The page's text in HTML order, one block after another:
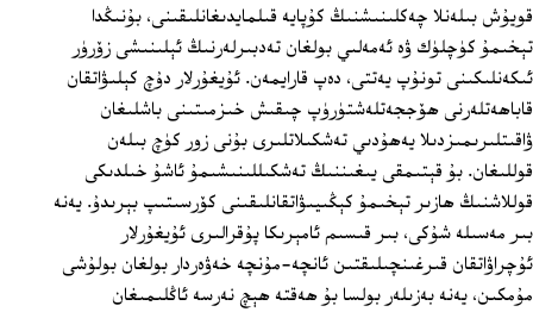
قويۇش بىلەنلا چەكلىنىشنىڭ كۇپايە قىلمايدىغانلىقىنى، بۇنىڭدا
تېخىمۇ كۈچلۈك ۋە ئەمەلىي بولغان تەدبىرلەرنىڭ ئېلىنىشى زۆرۈر
ئىكەنلىكىنى تونۇپ يەتتى، دەپ قارايمەن. ئۇيغۇرلار دۇچ كېلىۋاتقان
قاباھەتلەرنى ھۆججەتلەشتۈرۈپ چىقىش خىزمىتىنى باشلىغان
ۋاقىتلىرىمىزدىلا يەھۇدىي تەشكىلاتلىرى بۇنى زور كۈچ بىلەن
قوللىغان. بۇ قېتىمقى يىغىننىڭ تەشكىللىنىشىمۇ ئاشۇ خىلدىكى
قوللاشنىڭ ھازىر تېخىمۇ كېڭىيىۋاتقانلىقىنى كۆرسىتىپ بېرىدۇ. يەنە
بىر مەسىلە شۇكى، بىر قىسىم ئامېرىكا پۇقرالىرى ئۇيغۇرلار
ئۇچراۋاتقان قىرغىنچىلىقتىن ئانچە-مۇنچە خەۋەردار بولغان بولۇشى
مۇمكىن، يەنە بەزىلەر بولسا بۇ ھەقتە ھېچ نەرسە ئاڭلىمىغان